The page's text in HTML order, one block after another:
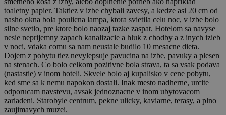
toaletny papier. Taktiez v izbe chybali zavesy, a kedze asi 20 cm od
nasho okna bola poulicna lampa, ktora svietila celu noc, v izbe bolo
silne svetlo, pre ktore bolo naozaj tazke zaspat. Hotelom sa navyse
nesie neprijemny zapach kanalizacie a hluk z chodby a z inych izieb
v noci, vdaka comu sa nam neustale budilo 10 mesacne dieta.
Dojem z pobytu tiez nevylepsuje pavucina na izbe, pavuky a plesen
na stenach. Co bolo celkom pozitivne bola strava, ta sa vsak podava
(nastastie) v inom hoteli. Skvele bolo aj kupalisko v cene pobytu,
ked sme sa k nemu napokon dostali. Inak mesto nadherne, urcite
odporucam navstevu, avsak jednoznacne v inom ubytovacom
zariadeni. Starobyle centrum, pekne ulicky, kaviarne, terasy, a plno
zaujimavych muzei.